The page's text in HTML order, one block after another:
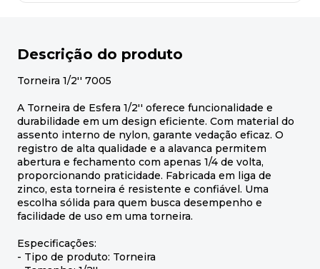
Descrição do produto
Torneira 1/2'' 7005
A Torneira de Esfera 1/2'' oferece funcionalidade e
durabilidade em um design eficiente. Com material do
assento interno de nylon, garante vedação eficaz. O
registro de alta qualidade e a alavanca permitem
abertura e fechamento com apenas 1/4 de volta,
proporcionando praticidade. Fabricada em liga de
zinco, esta torneira é resistente e confiável. Uma
escolha sólida para quem busca desempenho e
facilidade de uso em uma torneira.
Especificações:
- Tipo de produto: Torneira